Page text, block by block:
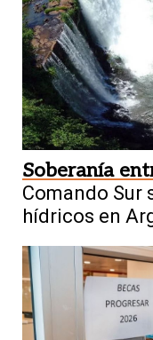
Soberanía
Comando Sur
hídricos en